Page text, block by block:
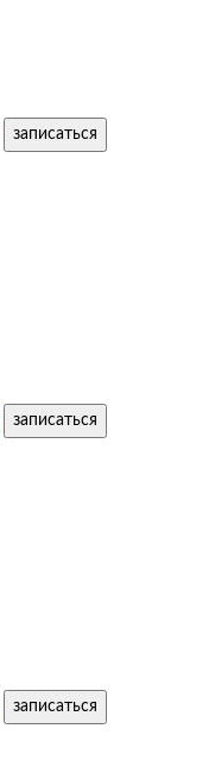
записаться
записаться
записаться